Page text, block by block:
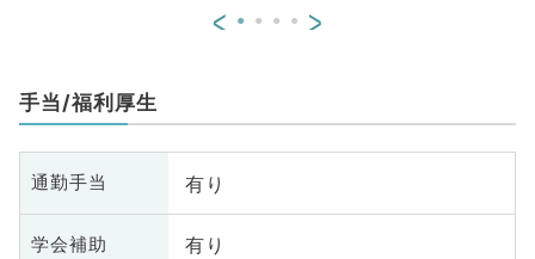
< >
手当/福利厚生
通勤手当 有り
学会補助 有り